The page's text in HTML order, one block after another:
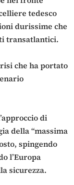
tedesco
durissime che
transatlantici.
che ha portato
di
della “massima
spingendo
l’Europa
sicurezza.